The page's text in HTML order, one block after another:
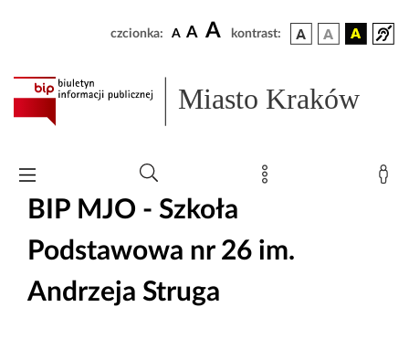
czcionka: A A A kontrast:
Miasto Kraków
BIP MJO - Szkoła
Podstawowa nr 26 im.
Andrzeja Struga